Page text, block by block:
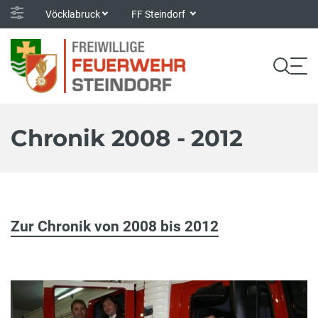
Vöcklabruck FF Steindorf
Chronik 2008 - 2012
Zur Chronik von 2008 bis 2012